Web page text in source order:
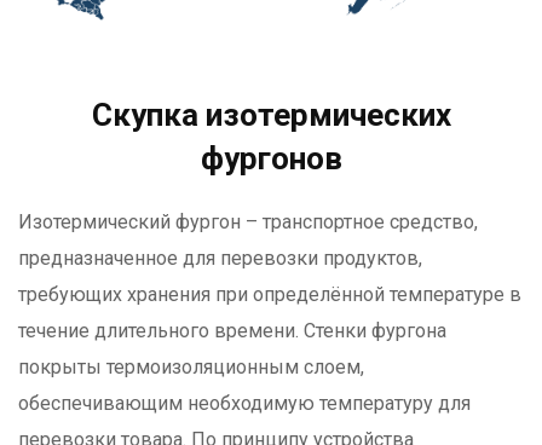
Скупка изотермических
фургонов
Изотермический фургон – транспортное средство,
предназначенное для перевозки продуктов,
требующих хранения при определённой температуре в
течение длительного времени. Стенки фургона
покрыты термоизоляционным слоем,
обеспечивающим необходимую температуру для
перевозки товара. По принципу устройства